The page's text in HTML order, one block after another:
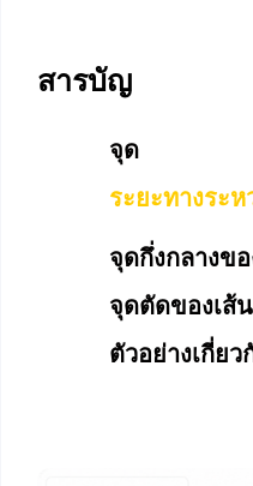
สารบัญ
จุด
ระยะทางระ
จุดกึ่งกลางข
จุดตัดของเส้
ตัวอย่างเกี่ย